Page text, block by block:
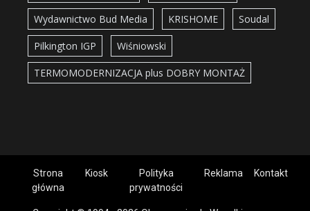
Wydawnictwo Bud Media KRISHOME Soudal
Pilkington IGP Wiśniowski
TERMOMODERNIZACJA plus DOBRY MONTAŻ
Strona
główna
Kiosk
Polityka
prywatności
Reklama Kontakt